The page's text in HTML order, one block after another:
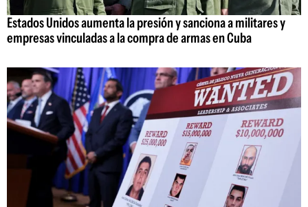
Estados Unidos aumenta la presión y sanciona a militares y
empresas vinculadas a la compra de armas en Cuba